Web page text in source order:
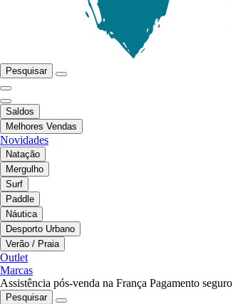
Pesquisar
Saldos
Melhores Vendas
Novidades
Natação
Mergulho
Surf
Paddle
Náutica
Desporto Urbano
Verão / Praia
Outlet
Marcas
Assistência pós-venda na França Pagamento seguro
Pesquisar